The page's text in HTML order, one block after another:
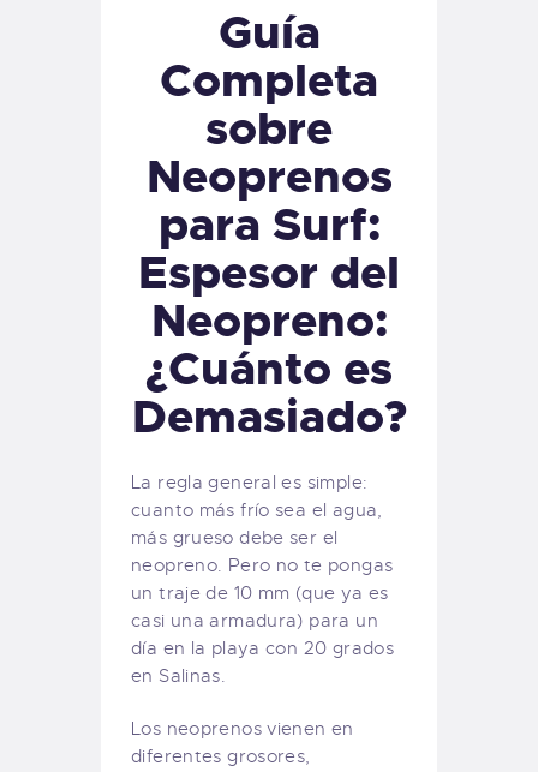
Guía
Completa
sobre
Neoprenos
para Surf:
Espesor del
Neopreno:
¿Cuánto es
Demasiado?
La regla general es simple:
cuanto más frío sea el agua,
más grueso debe ser el
neopreno. Pero no te pongas
un traje de 10 mm (que ya es
casi una armadura) para un
día en la playa con 20 grados
en Salinas.
Los neoprenos vienen en
diferentes grosores,